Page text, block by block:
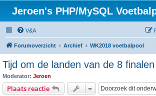
Jeroen's PHP/MySQL
V&A
Forumoverzicht Archief WK2018 voetbalpool
Tijd om de landen van de 8
Moderator: Jeroen
Plaats reactie